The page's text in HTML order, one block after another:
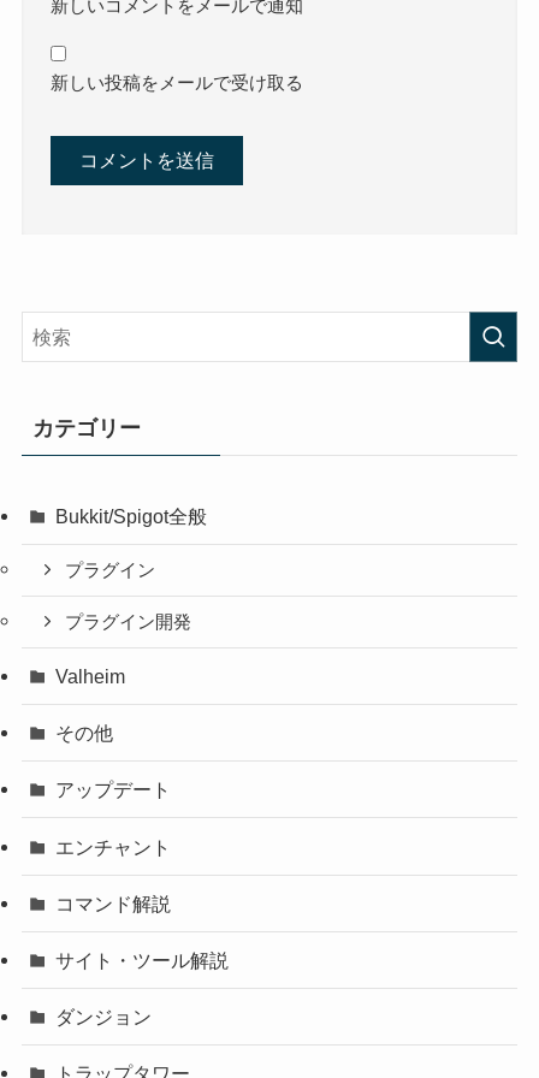
新しいコメントをメールで通知
新しい投稿をメールで受け取る
カテゴリー
Bukkit/Spigot全般
プラグイン
プラグイン開発
Valheim
その他
アップデート
エンチャント
コマンド解説
サイト・ツール解説
ダンジョン
トラップタワー